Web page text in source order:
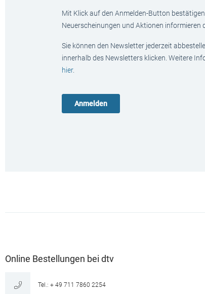
Mit Klick auf den Anmelden-Button
Neuerscheinungen und Aktionen informieren
Sie können den Newsletter jederzeit
innerhalb des Newsletters klicken. Weitere
hier.
Online Bestellungen bei dtv
Tel.: + 49 711 7860 2254